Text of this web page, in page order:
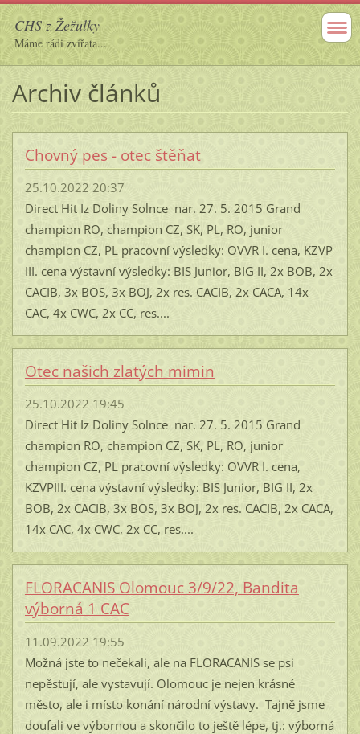
CHS z Žežulky
Máme rádi zvířata...
Archiv článků
Chovný pes - otec štěňat
25.10.2022 20:37
Direct Hit Iz Doliny Solnce nar. 27. 5. 2015 Grand
champion RO, champion CZ, SK, PL, RO, junior
champion CZ, PL pracovní výsledky: OVVR I. cena, KZVP
III. cena výstavní výsledky: BIS Junior, BIG II, 2x BOB, 2x
CACIB, 3x BOS, 3x BOJ, 2x res. CACIB, 2x CACA, 14x
CAC, 4x CWC, 2x CC, res....
Otec našich zlatých mimin
25.10.2022 19:45
Direct Hit Iz Doliny Solnce nar. 27. 5. 2015 Grand
champion RO, champion CZ, SK, PL, RO, junior
champion CZ, PL pracovní výsledky: OVVR I. cena,
KZVPIII. cena výstavní výsledky: BIS Junior, BIG II, 2x
BOB, 2x CACIB, 3x BOS, 3x BOJ, 2x res. CACIB, 2x CACA,
14x CAC, 4x CWC, 2x CC, res....
FLORACANIS Olomouc 3/9/22, Bandita
výborná 1 CAC
11.09.2022 19:55
Možná jste to nečekali, ale na FLORACANIS se psi
nepěstují, ale vystavují. Olomouc je nejen krásné
město, ale i místo konání národní výstavy. Tajně jsme
doufali ve výbornou a skončilo to ještě lépe, tj.: výborná